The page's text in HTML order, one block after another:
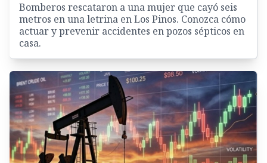
Bomberos rescataron a una mujer que cayó seis
metros en una letrina en Los Pinos. Conozca cómo
actuar y prevenir accidentes en pozos sépticos en
casa.